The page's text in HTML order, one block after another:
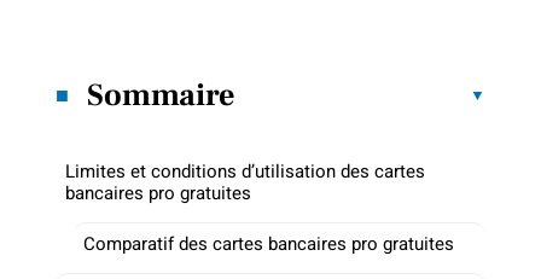
Sommaire
Limites et conditions d’utilisation des cartes
bancaires pro gratuites
Comparatif des cartes bancaires pro gratuites